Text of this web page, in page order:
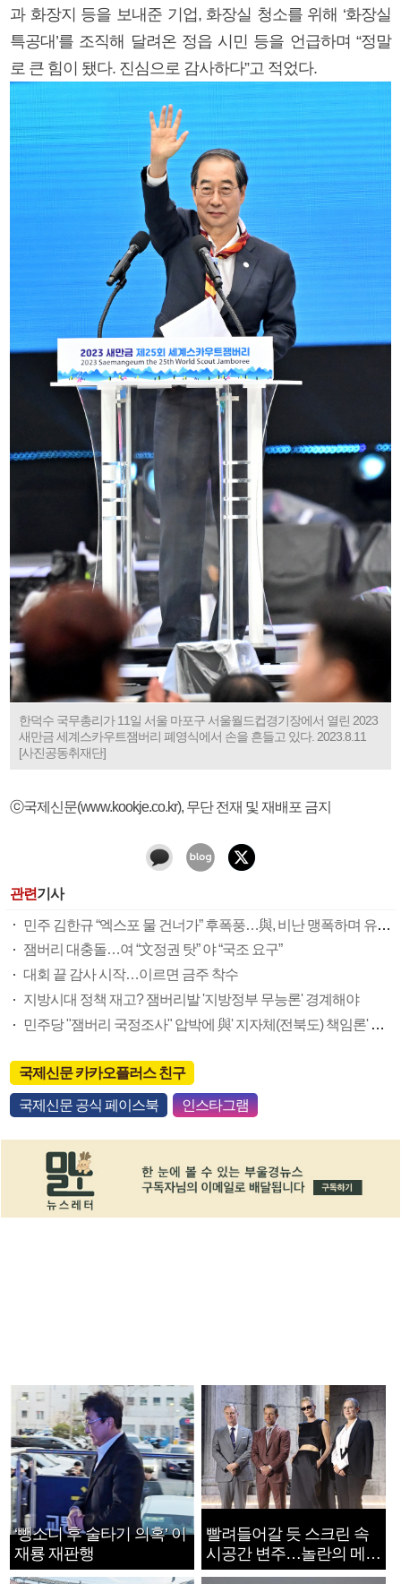
과 화장지 등을 보내준 기업, 화장실 청소를 위해 ‘화장실
특공대’를 조직해 달려온 정읍 시민 등을 언급하며 “정말
로 큰 힘이 됐다. 진심으로 감사하다”고 적었다.
한덕수 국무총리가 11일 서울 마포구 서울월드컵경기장에서 열린 2023
새만금 세계스카우트잼버리 폐영식에서 손을 흔들고 있다. 2023.8.11
[사진공동취재단]
ⓒ국제신문(www.kookje.co.kr), 무단 전재 및 재배포 금지
관련기사
민주 김한규 “엑스포 물 건너가” 후폭풍…與, 비난 맹폭하며 유치전 행보 ‘차별화’
잼버리 대충돌…여 “文정권 탓” 야 “국조 요구”
대회 끝 감사 시작…이르면 금주 착수
지방시대 정책 재고? 잼버리발 '지방정부 무능론' 경계해야
민주당 "잼버리 국정조사" 압박에 與' 지자체(전북도) 책임론' 맞불
국제신문 카카오플러스 친구
국제신문 공식 페이스북 인스타그램
‘뺑소니 후 술타기 의혹’ 이
재룡 재판행
빨려들어갈 듯 스크린 속
시공간 변주…놀란의 메시
지는 ‘전쟁 속죄’